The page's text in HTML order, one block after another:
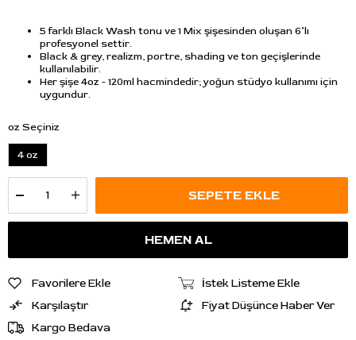
5 farklı Black Wash tonu ve 1 Mix şişesinden oluşan 6’lı
profesyonel settir.
Black & grey, realizm, portre, shading ve ton geçişlerinde
kullanılabilir.
Her şişe 4oz - 120ml hacmindedir; yoğun stüdyo kullanımı için
uygundur.
oz Seçiniz
4 oz
Favorilere Ekle
İstek Listeme Ekle
Karşılaştır
Fiyat Düşünce Haber Ver
Kargo Bedava